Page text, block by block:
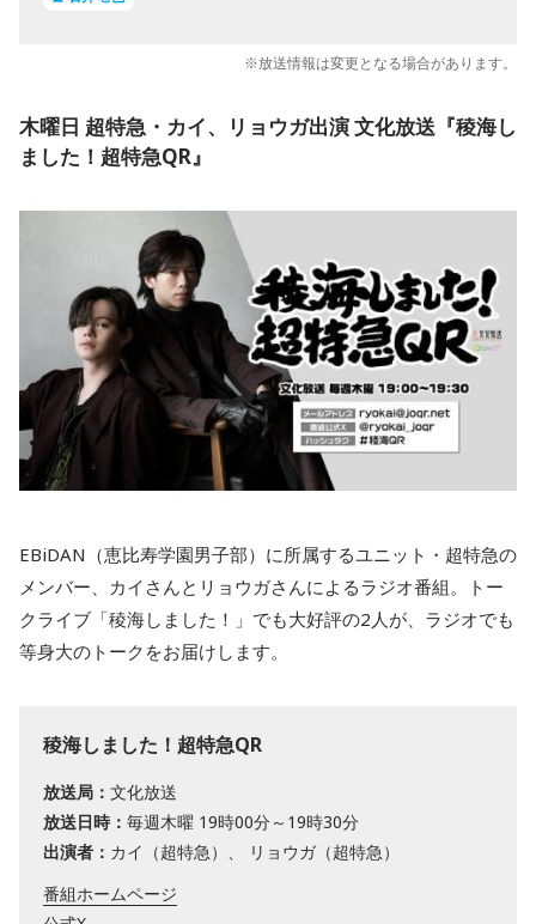
※放送情報は変更となる場合があります。
木曜日 超特急・カイ、リョウガ出演 文化放送『稜海し
ました！超特急QR』
EBiDAN（恵比寿学園男子部）に所属するユニット・超特急の
メンバー、カイさんとリョウガさんによるラジオ番組。トー
クライブ「稜海しました！」でも大好評の2人が、ラジオでも
等身大のトークをお届けします。
稜海しました！超特急QR
放送局： 文化放送
放送日時： 毎週木曜 19時00分～19時30分
出演者： カイ（超特急）、 リョウガ（超特急）
番組ホームページ